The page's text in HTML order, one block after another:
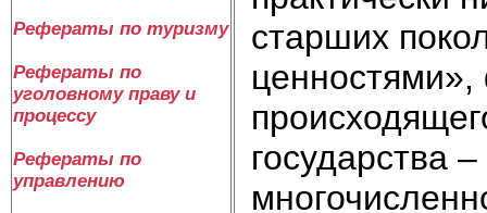
Рефераты по туризму
Рефераты по
уголовному праву и
процессу
Рефераты по
управлению
старших
ценностями»,
государства